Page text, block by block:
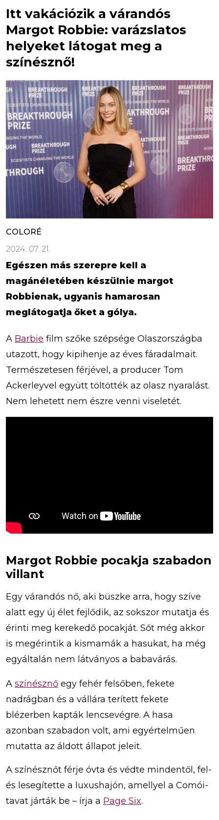
Itt vakációzik a várandós
Margot Robbie: varázslatos
helyeket látogat meg a
színésznő!
COLORÉ
2024. 07. 21.
Egészen más szerepre kell a
magánéletében készülnie margot
Robbienak, ugyanis hamarosan
meglátogatja őket a gólya.
A Barbie film szőke szépsége Olaszországba
utazott, hogy kipihenje az éves fáradalmait.
Természetesen férjével, a producer Tom
Ackerleyvel együtt töltötték az olasz nyaralást.
Nem lehetett nem észre venni viseletét.
Margot Robbie pocakja szabadon
villant
Egy várandós nő, aki büszke arra, hogy szíve
alatt egy új élet fejlődik, az sokszor mutatja és
érinti meg kerekedő pocakját. Sőt még akkor
is megérintik a kismamák a hasukat, ha még
egyáltalán nem látványos a babavárás.
A színésznő egy fehér felsőben, fekete
nadrágban és a vállára terített fekete
blézerben kapták lencsevégre. A hasa
azonban szabadon volt, ami egyértelműen
mutatta az áldott állapot jeleit.
A színésznőt férje óvta és védte mindentől, fel-
és lesegítette a luxushajón, amellyel a Comói-
tavat járták be – írja a Page Six.